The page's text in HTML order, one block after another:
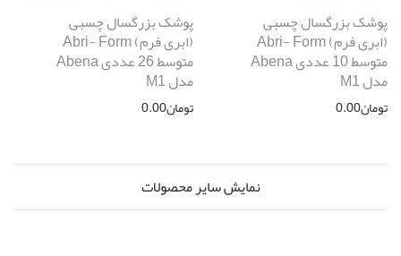
پوشک بزرگسال چسبی
(ابری فرم) Abri- Form
متوسط 10 عددی Abena
مدل M1
تومان0.00
پوشک بزرگسال چسبی
(ابری فرم) Abri- Form
متوسط 26 عددی Abena
مدل M1
تومان0.00
نمایش سایر محصولات